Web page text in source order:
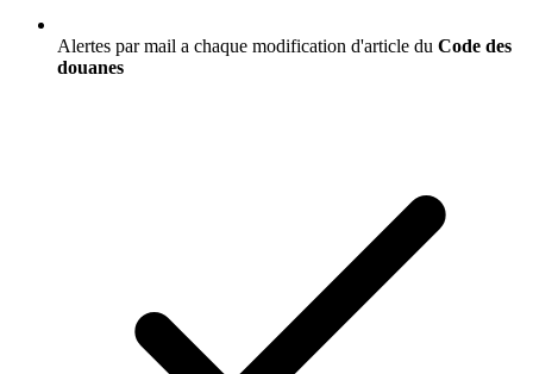
Alertes par mail a chaque modification d'article du Code des
douanes